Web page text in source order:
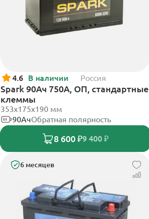
4.6 В наличии Россия
Spark 90Ач 750А, ОП, стандартные
клеммы
353х175х190 мм
90АчОбратная полярность
8 600 ₽9 400 ₽
6 месяцев